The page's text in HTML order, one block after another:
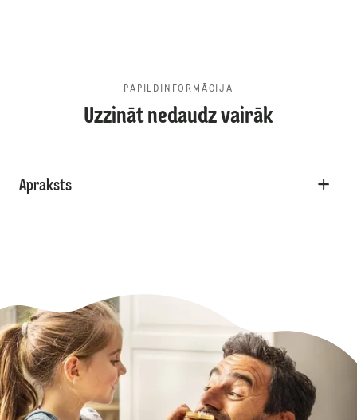
PAPILDINFORMĀCIJA
Uzzināt nedaudz vairāk
Apraksts